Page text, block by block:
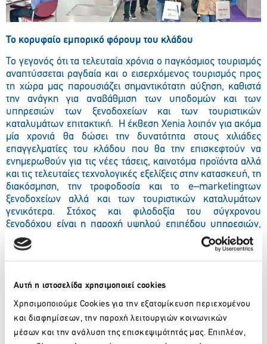
Αυτή η ιστοσελίδα χρησιμοποιεί cookies
Χρησιμοποιούμε Cookies για την εξατομίκευση περιεχομένου
και διαφημίσεων, την παροχή λειτουργιών κοινωνικών
μέσων και την ανάλυση της επισκεψιμότητάς μας. Επιπλέον,
To κορυφαίο εμπορικό φόρουμ του κλάδου
Το γεγονός ότι τα τελευταία χρόνια ο παγκόσμιος τουρισμός
αναπτύσσεται ραγδαία και ο εισερχόμενος τουρισμός προς
τη χώρα μας παρουσιάζει σημαντικότατη αύξηση, καθιστά
την ανάγκη για αναβάθμιση των υποδομών και των
υπηρεσιών των ξενοδοχείων και των τουριστικών
καταλυμάτων επιτακτική. Η έκθεση Xenia λοιπόν για ακόμα
μία χρονιά θα δώσει την δυνατότητα στους χιλιάδες
επαγγελματίες του κλάδου που θα την επισκεφτούν να
ενημερωθούν για τις νέες τάσεις, καινοτόμα προϊόντα αλλά
και τις τελευταίες τεχνολογικές εξελίξεις στην κατασκευή, τη
διακόσμηση, την τροφοδοσία και το e–marketingτων
ξενοδοχείων αλλά και των τουριστικών καταλυμάτων
γενικότερα. Στόχος και φιλοδοξία του σύγχρονου
ξενοδόχου είναι η παροχή υψηλού επιπέδου υπηρεσιών,
είτε πρόκειται για τα κλασικά
του ξενοδοχείου είτε
για νέες εμπειρίες που θέλει να προσφέρει στον πελάτη του,
όπως για παράδειγμα τοbarκαι το εστιατόριο –
κατοίκους του ξενοδοχείου και πρέπει να αντικατοπτρίζουν
το κύρος του ξενοδοχείου. Οι 550 εκθέτες τηςXenia
έρχονται να καλύψουν κάθε ανάγκη που μπορεί να έχει ο
σύγχρονος ξενοδόχος, παρουσιάζοντας μία τεράστια γκάμα
προϊόντων και υπηρεσιών. Οι ιδιοκτήτες αλλά και τα